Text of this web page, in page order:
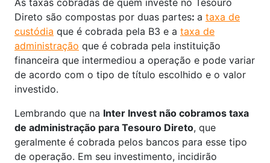
Direto são compostas por duas partes: a taxa de
custódia que é cobrada pela B3 e a taxa de
administração que é cobrada pela instituição
financeira que intermediou a operação e pode variar
de acordo com o tipo de título escolhido e o valor
investido.
Lembrando que na Inter Invest não cobramos taxa
de administração para Tesouro Direto, que
geralmente é cobrada pelos bancos para esse tipo
de operação. Em seu investimento, incidirão